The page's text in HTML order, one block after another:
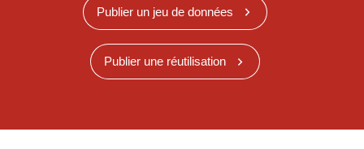
Publier un jeu de données
Publier une réutilisation